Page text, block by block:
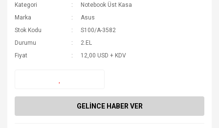
Kategori
Notebook Üst Kasa
Marka
Asus
Stok Kodu
S100/A-3582
Durumu
2.EL
Fiyat
12,00 USD + KDV
GELİNCE HABER VER